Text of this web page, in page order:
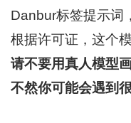
Danbur标签提示词，
根据许可证，这个
请不要用真人模型
不然你可能会遇到